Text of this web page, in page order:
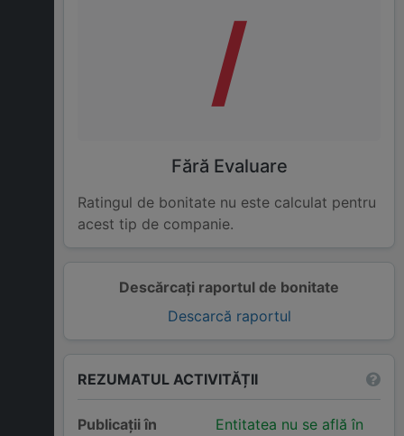
Descărcați raportul de bonitate
Descarcă raportul
/
Fără Evaluare
Ratingul de bonitate nu este calculat pentru
acest tip de companie.
REZUMATUL ACTIVITĂȚII
Publicații în
Entitatea nu se află în